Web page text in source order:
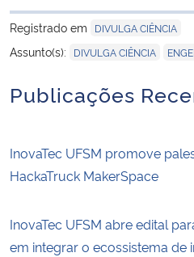
Registrado em
DIVULGA CIÊNCIA
Assunto(s): DIVULGA CIÊNCIA
Publicações
InovaTec UFSM promove
HackaTruck MakerSpace
InovaTec UFSM abre edital
em integrar o ecossistema de